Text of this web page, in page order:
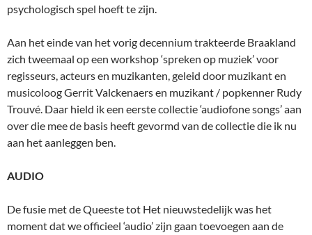
psychologisch spel hoeft te zijn.
Aan het einde van het vorig decennium trakteerde Braakland
zich tweemaal op een workshop ‘spreken op muziek’ voor
regisseurs, acteurs en muzikanten, geleid door muzikant en
musicoloog Gerrit Valckenaers en muzikant / popkenner Rudy
Trouvé. Daar hield ik een eerste collectie ‘audiofone songs’ aan
over die mee de basis heeft gevormd van de collectie die ik nu
aan het aanleggen ben.
AUDIO
De fusie met de Queeste tot Het nieuwstedelijk was het
moment dat we officieel ‘audio’ zijn gaan toevoegen aan de